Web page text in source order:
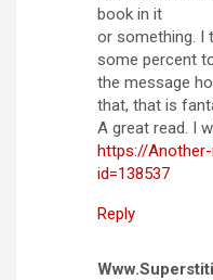
book in it
or something. I
some percent
the message
that, that is
A great read. I
https://
id=138537
Reply